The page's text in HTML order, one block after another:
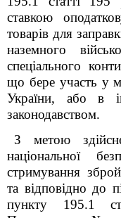
ставкою
товарів для
наземного
спеціального
що бере участь у
України, або в
законодавством.
З метою
національної
стримування
та відповідно до
пункту 195.1